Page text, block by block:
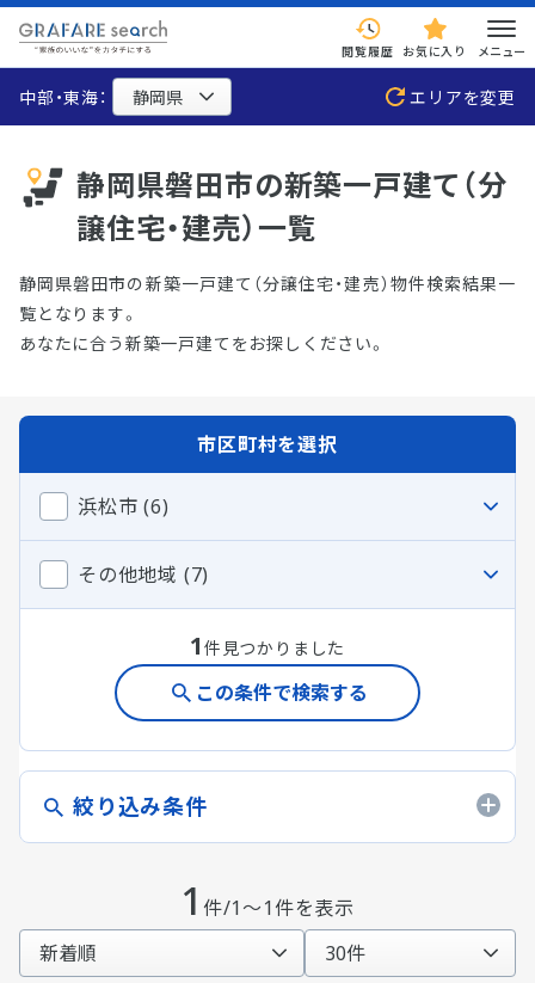
閲覧履歴 お気に入り メニュー
中部・東海： エリアを変更
静岡県磐田市の新築一戸建て（分
譲住宅・建売）一覧
静岡県磐田市の新築一戸建て（分譲住宅・建売）物件検索結果一
覧となります。
あなたに合う新築一戸建てをお探しください。
1 件/1～1件を表示
市区町村を選択
浜松市 (6)
その他地域 (7)
1 件見つかりました
この条件で検索する
絞り込み条件